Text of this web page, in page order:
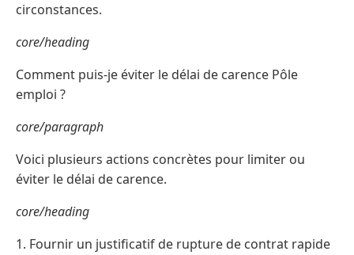
circonstances.
core/heading
Comment puis-je éviter le délai de carence Pôle
emploi ?
core/paragraph
Voici plusieurs actions concrètes pour limiter ou
éviter le délai de carence.
core/heading
1. Fournir un justificatif de rupture de contrat rapide